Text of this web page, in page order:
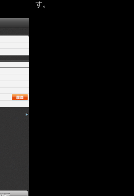
す。